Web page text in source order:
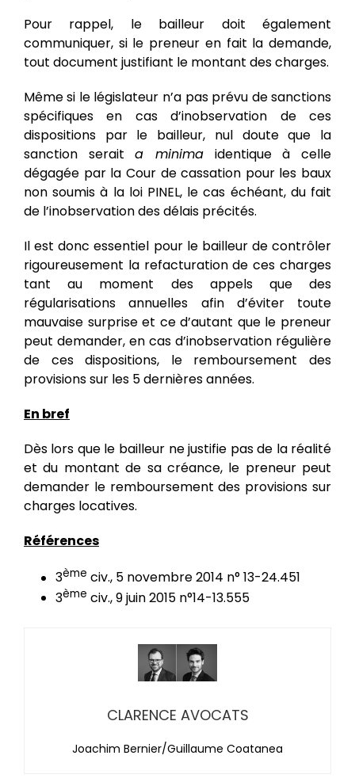
Pour rappel, le bailleur doit également
communiquer, si le preneur en fait la demande,
tout document justifiant le montant des charges.
Même si le législateur n’a pas prévu de sanctions
spécifiques en cas d’inobservation de ces
dispositions par le bailleur, nul doute que la
sanction seraita minima identique à celle
dégagée par la Cour de cassation pour les baux
non soumis à la loi PINEL, le cas échéant, du fait
de l’inobservation des délais précités.
Il est donc essentiel pour le bailleur de contrôler
rigoureusement la refacturation de ces charges
tant au moment des appels que des
régularisations annuelles afin d’éviter toute
mauvaise surprise et ce d’autant que le preneur
peut demander, en cas d’inobservation régulière
de ces dispositions, le remboursement des
provisions sur les 5 dernières années.
En bref
Dès lors que le bailleur ne justifie pas de la réalité
et du montant de sa créance, le preneur peut
demander le remboursement des provisions sur
charges locatives.
Références
3ème civ., 5 novembre 2014 n° 13-24.451
3ème civ., 9 juin 2015 n°14-13.555
CLARENCE AVOCATS
Joachim Bernier/Guillaume Coatanea